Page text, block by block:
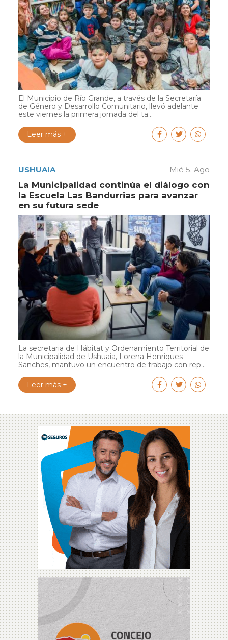
El Municipio de Río Grande, a través de la Secretaría
de Género y Desarrollo Comunitario, llevó adelante
este viernes la primera jornada del ta...
Leer más +
USHUAIA Mié 5. Ago
La Municipalidad continúa el diálogo con
la Escuela Las Bandurrias para avanzar
en su futura sede
La secretaria de Hábitat y Ordenamiento Territorial de
la Municipalidad de Ushuaia, Lorena Henriques
Sanches, mantuvo un encuentro de trabajo con rep...
Leer más +